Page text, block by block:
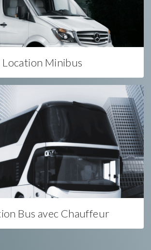
Location Minibus
Bus avec Chauffeur